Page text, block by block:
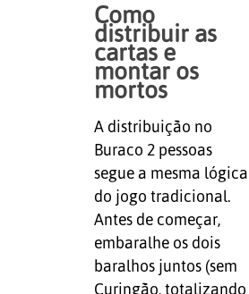
Como
distribuir as
cartas e
montar os
mortos
A distribuição no
Buraco 2 pessoas
segue a mesma lógica
do jogo tradicional.
Antes de começar,
embaralhe os dois
baralhos juntos (sem
Curingão, totalizando